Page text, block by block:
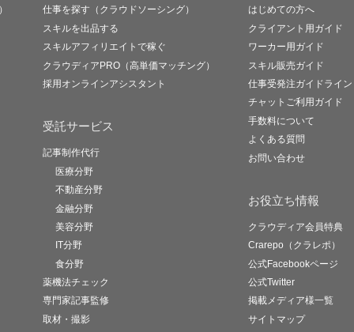
仕事を探す（クラウドソーシング）
スキルを出品する
スキルアフィリエイトで稼ぐ
クラウディアPRO（高単価マッチング）
採用オンラインアシスタント
受託サービス
記事制作代行
医療分野
不動産分野
金融分野
美容分野
IT分野
食分野
薬機法チェック
専門家記事監修
取材・撮影
はじめての方へ
クライアント用ガイド
ワーカー用ガイド
スキル販売ガイド
仕事受発注ガイドライン
チャットご利用ガイド
手数料について
よくある質問
お問い合わせ
お役立ち情報
クラウディア会員特典
Crarepo（クラレポ）
公式Facebookページ
公式Twitter
掲載メディア様一覧
サイトマップ